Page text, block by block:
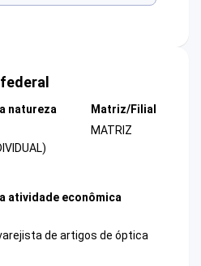
natureza
Matriz/Filial
MATRIZ
atividade econômica
de artigos de óptica